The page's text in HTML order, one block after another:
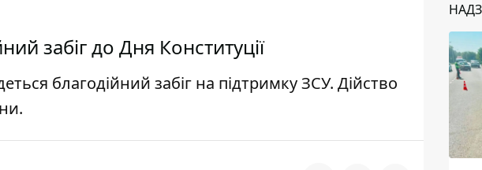
забіг до Дня Конституції
благодійний забіг на підтримку ЗСУ. Дійство